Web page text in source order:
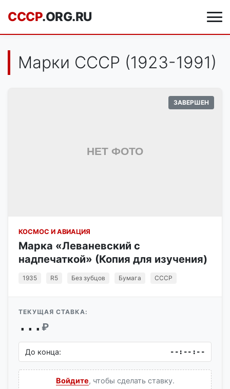
CCCP.ORG.RU
Марки СССР (1923-1991)
ЗАВЕРШЕН
КОСМОС И АВИАЦИЯ
Марка «Леваневский с
надпечаткой» (Копия для изучения)
1935 R5 Без зубцов Бумага СССР
ТЕКУЩАЯ СТАВКА:
... ₽
До конца: --:--:--
Войдите, чтобы сделать ставку.